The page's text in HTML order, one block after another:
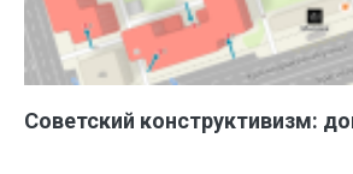
Советский конструктивизм: